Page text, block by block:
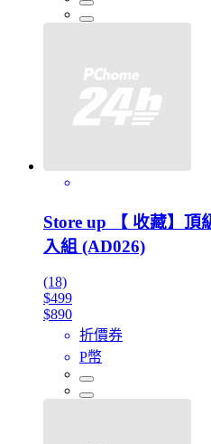
Store up 【 收藏】頂
入組 (AD026)
(18)
$499
$890
折價券
P幣